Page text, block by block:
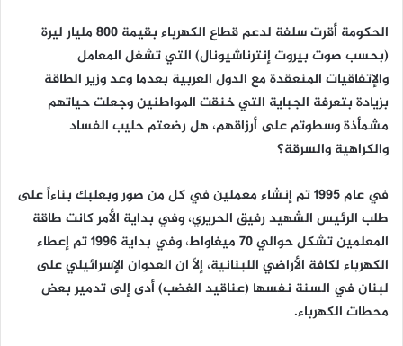
الحكومة أقرت سلفة لدعم قطاع الكهرباء بقيمة ٨٠٠ مليار ليرة
(بحسب صوت بيروت إنترناشيونال) التي تشغل المعامل
والإتفاقيات المنعقدة مع الدول العربية بعدما وعد وزير الطاقة
بزيادة بتعرفة الجباية التي خنقت المواطنين وجعلت حياتهم
مشمأذة وسطوتم على أرزاقهم، هل رضعتم حليب الفساد
والكراهية والسرقة؟
في عام ١٩٩٥ تم إنشاء معملين في كل من صور وبعلبك بناءاً على
طلب الرئيس الشهيد رفيق الحريري، وفي بداية الأمر كانت طاقة
المعلمين تشكل حوالي ٧٠ ميغاواط، وفي بداية ١٩٩٦ تم إعطاء
الكهرباء لكافة الأراضي اللبنانية، إلّا ان العدوان الإسرائيلي على
لبنان في السنة نفسها (عناقيد الغضب) أدى إلى تدمير بعض
محطات الكهرباء.